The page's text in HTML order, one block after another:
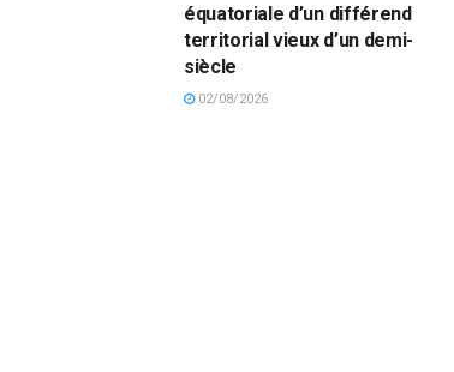
équatoriale d’un différend
territorial vieux d’un demi-
siècle
02/08/2026